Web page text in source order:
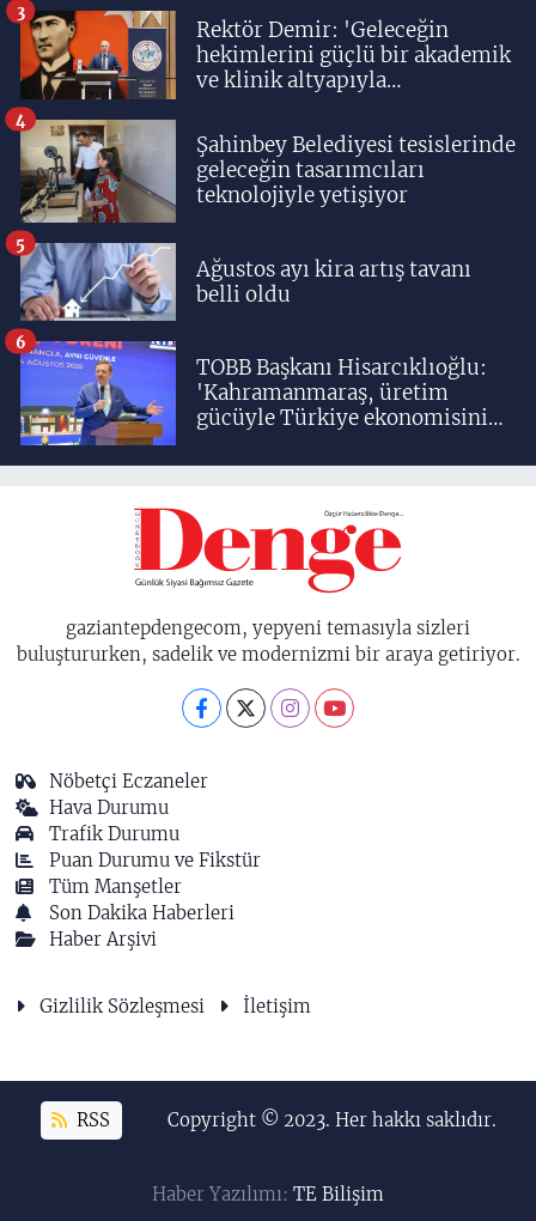
Rektör Demir: 'Geleceğin
hekimlerini güçlü bir akademik
ve klinik altyapıyla
3
Şahinbey Belediyesi tesislerinde
geleceğin tasarımcıları
teknolojiyle yetişiyor
4
Ağustos ayı kira artış tavanı
belli oldu
5
TOBB Başkanı Hisarcıklıoğlu:
'Kahramanmaraş, üretim
gücüyle Türkiye ekonomisinin
birisidir'
6
gaziantepdengecom, yepyeni temasıyla sizleri
buluştururken, sadelik ve modernizmi bir araya getiriyor.
Nöbetçi Eczaneler
Hava Durumu
Trafik Durumu
Puan Durumu ve Fikstür
Tüm Manşetler
Son Dakika Haberleri
Haber Arşivi
Gizlilik Sözleşmesi İletişim
RSS Copyright © 2023. Her hakkı saklıdır.
Haber Yazılımı: TE Bilişim